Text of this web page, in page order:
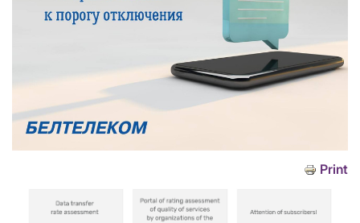
Print